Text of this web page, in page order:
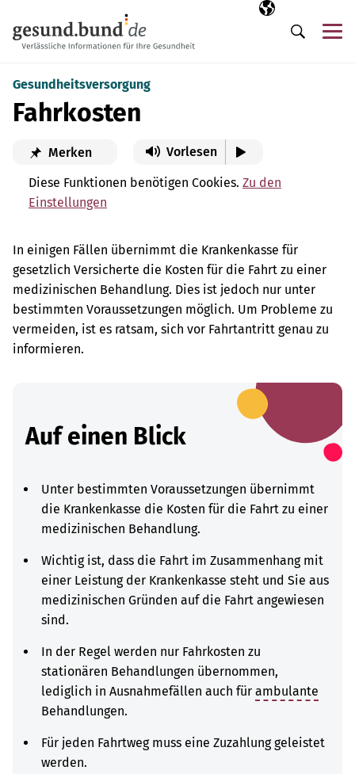
Ausgewählte
DE
Suche
Gesundheitsversorgung
Fahrkosten
Merken Vorlesen
Diese Funktionen benötigen Cookies. Zu den
Einstellungen
In einigen Fällen übernimmt die Krankenkasse für
gesetzlich Versicherte die Kosten für die Fahrt zu einer
medizinischen Behandlung. Dies ist jedoch nur unter
bestimmten Voraussetzungen möglich. Um Probleme zu
vermeiden, ist es ratsam, sich vor Fahrtantritt genau zu
informieren.
Auf einen Blick
Unter bestimmten Voraussetzungen übernimmt
die Krankenkasse die Kosten für die Fahrt zu einer
medizinischen Behandlung.
Wichtig ist, dass die Fahrt im Zusammenhang mit
einer Leistung der Krankenkasse steht und Sie aus
medizinischen Gründen auf die Fahrt angewiesen
sind.
In der Regel werden nur Fahrkosten zu
stationären Behandlungen übernommen,
lediglich in Ausnahmefällen auch für ambulante
Behandlungen.
Für jeden Fahrtweg muss eine Zuzahlung geleistet
werden.